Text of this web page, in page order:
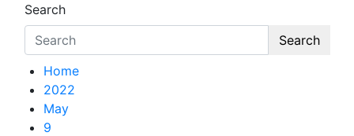
Search
Search
Home
2022
May
9